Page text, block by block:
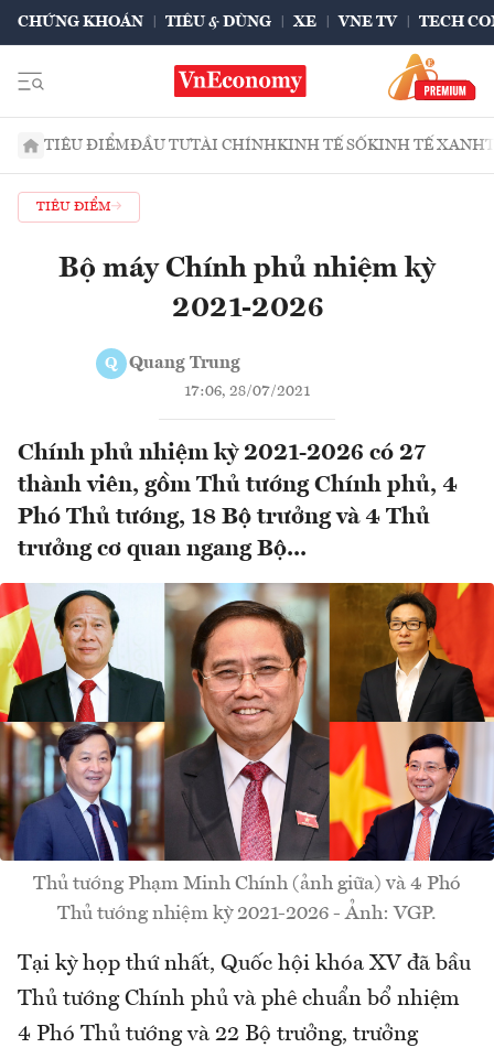
CHỨNG KHOÁN TIÊU & DÙNG XE VNE TV TECH
TIÊU ĐIỂMĐẦU TƯTÀI CHÍNHKINH TẾ SỐKINH TẾ XANH
TIÊU ĐIỂM
Bộ máy Chính phủ nhiệm kỳ
2021-2026
Q Quang Trung
17:06, 28/07/2021
Chính phủ nhiệm kỳ 2021-2026 có 27
thành viên, gồm Thủ tướng Chính phủ, 4
Phó Thủ tướng, 18 Bộ trưởng và 4 Thủ
trưởng cơ quan ngang Bộ...
Thủ tướng Phạm Minh Chính (ảnh giữa) và 4 Phó
Thủ tướng nhiệm kỳ 2021-2026 - Ảnh: VGP.
Tại kỳ họp thứ nhất, Quốc hội khóa XV đã bầu
Thủ tướng Chính phủ và phê chuẩn bổ nhiệm
4 Phó Thủ tướng và 22 Bộ trưởng, trưởng